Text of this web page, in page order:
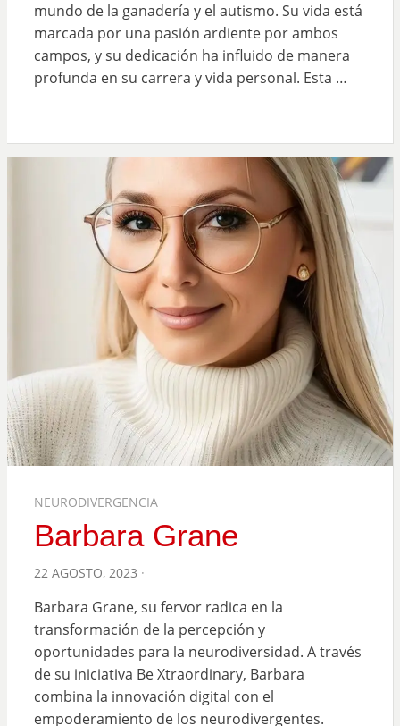
mundo de la ganadería y el autismo. Su vida está
marcada por una pasión ardiente por ambos
campos, y su dedicación ha influido de manera
profunda en su carrera y vida personal. Esta …
NEURODIVERGENCIA
Barbara Grane
POSTED
22 AGOSTO, 2023
Barbara Grane, su fervor radica en la
transformación de la percepción y
oportunidades para la neurodiversidad. A través
de su iniciativa Be Xtraordinary, Barbara
combina la innovación digital con el
empoderamiento de los neurodivergentes.